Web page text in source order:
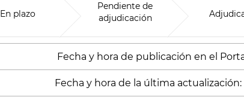
En plazo
Pendiente de
adjudicación
Fecha y hora de publicación en el
Fecha y hora de la última actualización: